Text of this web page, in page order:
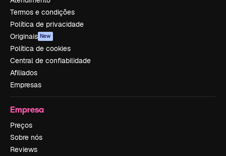
Termos e condições
Política de privacidade
Originais New
Política de cookies
Central de confiabilidade
Afiliados
Empresas
Empresa
Preços
Sobre nós
Reviews